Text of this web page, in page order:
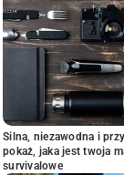
Silna, niezawodna i
pokaż, jaka jest twoja
survivalowe